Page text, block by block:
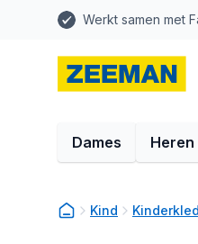
Werkt samen met
Dames Heren
Kind